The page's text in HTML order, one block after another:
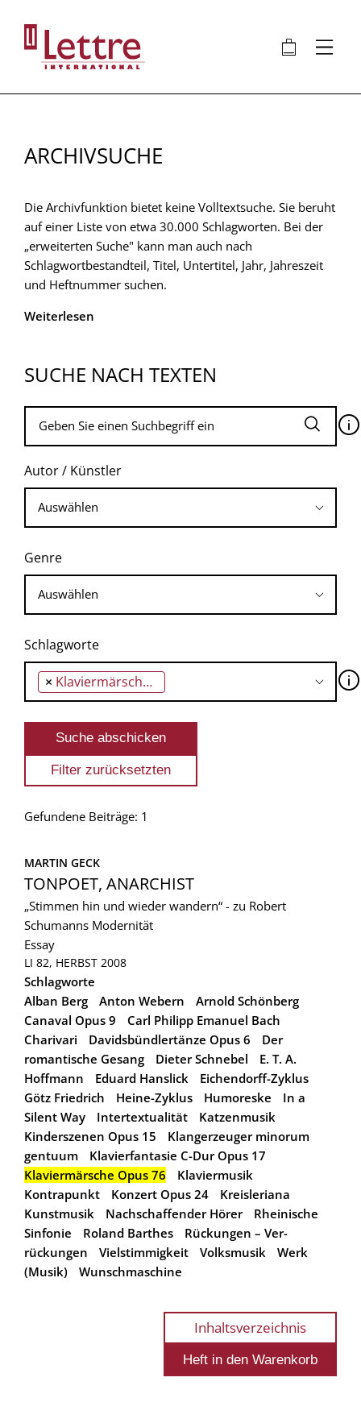
Inhalt
🛍 ⋮
ARCHIVSUCHE
Die Archivfunktion bietet keine Volltextsuche. Sie beruht
auf einer Liste von etwa 30.000 Schlagworten. Bei der
„erweiterten Suche" kann man auch nach
Schlagwortbestandteil, Titel, Untertitel, Jahr, Jahreszeit
und Heftnummer suchen.
Weiterlesen
SUCHE NACH TEXTEN
🛈
Autor / Künstler
Genre
Schlagworte
× Klaviermärsche Opus 76 🛈
Gefundene Beiträge: 1
MARTIN GECK
TONPOET, ANARCHIST
„Stimmen hin und wieder wandern“ - zu Robert
Schumanns Modernität
Essay
LI 82, HERBST 2008
Schlagworte
Alban Berg
Anton Webern
Arnold Schönberg
Canaval Opus 9
Carl Philipp Emanuel Bach
Charivari
Davidsbündlertänze Opus 6
Der
romantische Gesang
Dieter Schnebel
E. T. A.
Hoffmann
Eduard Hanslick
Eichendorff-Zyklus
Götz Friedrich
Heine-Zyklus Humoreske
In a
Silent Way
Intertextualität
Katzenmusik
Kinderszenen Opus 15
Klangerzeuger minorum
gentuum
Klavierfantasie C-Dur Opus 17
Klaviermärsche Opus 76
Klaviermusik
Kontrapunkt
Konzert Opus 24
Kreisleriana
Kunstmusik
Nachschaffender Hörer
Rheinische
Sinfonie
Roland Barthes
Rückungen – Ver-
rückungen
Vielstimmigkeit Volksmusik
Werk
(Musik)
Wunschmaschine
Inhaltsverzeichnis